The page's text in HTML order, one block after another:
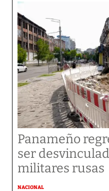
Panameño
ser
militares rusas
NACIONAL